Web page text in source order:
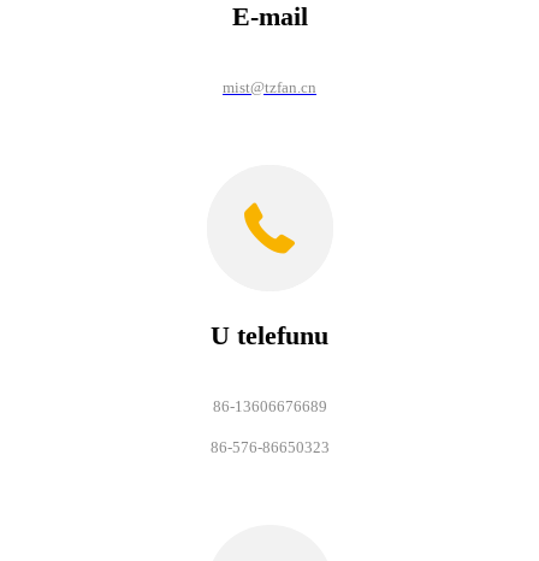
E-mail
mist@tzfan.cn
U telefunu
86-13606676689
86-576-86650323